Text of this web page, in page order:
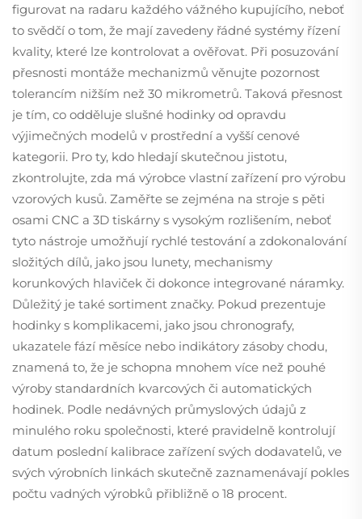
figurovat na radaru každého vážného kupujícího, neboť
to svědčí o tom, že mají zavedeny řádné systémy řízení
kvality, které lze kontrolovat a ověřovat. Při posuzování
přesnosti montáže mechanizmů věnujte pozornost
tolerancím nižším než 30 mikrometrů. Taková přesnost
je tím, co odděluje slušné hodinky od opravdu
výjimečných modelů v prostřední a vyšší cenové
kategorii. Pro ty, kdo hledají skutečnou jistotu,
zkontrolujte, zda má výrobce vlastní zařízení pro výrobu
vzorových kusů. Zaměřte se zejména na stroje s pěti
osami CNC a 3D tiskárny s vysokým rozlišením, neboť
tyto nástroje umožňují rychlé testování a zdokonalování
složitých dílů, jako jsou lunety, mechanismy
korunkových hlaviček či dokonce integrované náramky.
Důležitý je také sortiment značky. Pokud prezentuje
hodinky s komplikacemi, jako jsou chronografy,
ukazatele fází měsíce nebo indikátory zásoby chodu,
znamená to, že je schopna mnohem více než pouhé
výroby standardních kvarcových či automatických
hodinek. Podle nedávných průmyslových údajů z
minulého roku společnosti, které pravidelně kontrolují
datum poslední kalibrace zařízení svých dodavatelů, ve
svých výrobních linkách skutečně zaznamenávají pokles
počtu vadných výrobků přibližně o 18 procent.